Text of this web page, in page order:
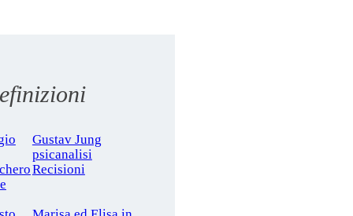
Gustav Jung
psicanalisi
Recisioni